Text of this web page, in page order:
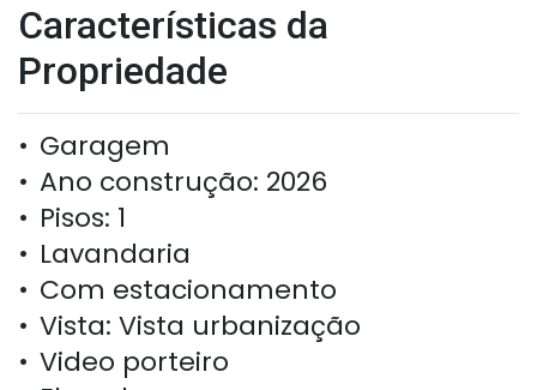
Características da
Propriedade
Garagem
Ano construção: 2026
Pisos: 1
Lavandaria
Com estacionamento
Vista: Vista urbanização
Video porteiro